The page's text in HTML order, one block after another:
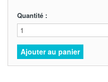
Quantité :
Ajouter au panier